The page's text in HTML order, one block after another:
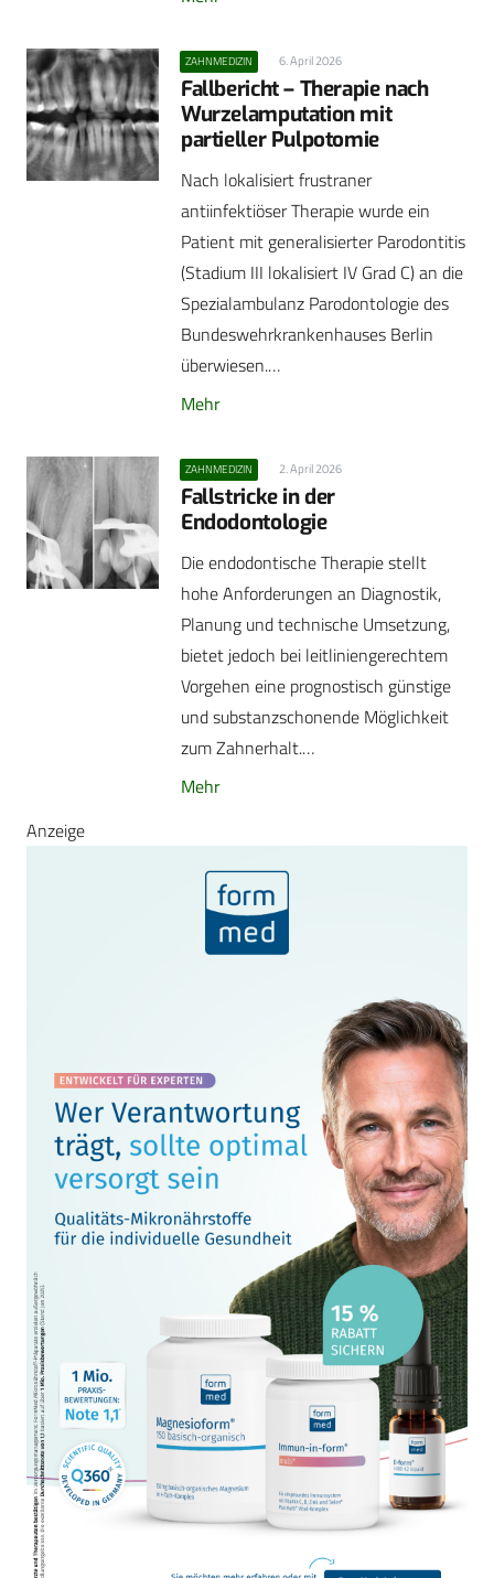
ZAHNMEDIZIN 6. April 2026
Fallbericht – Therapie nach
Wurzelamputation mit
partieller Pulpotomie
Nach lokalisiert frustraner
antiinfektiöser Therapie wurde ein
Patient mit generalisierter Parodontitis
(Stadium III lokalisiert IV Grad C) an die
Spezialambulanz Parodontologie des
Bundeswehrkrankenhauses Berlin
überwiesen.…
Mehr
ZAHNMEDIZIN 2. April 2026
Fallstricke in der
Endodontologie
Die endodontische Therapie stellt
hohe Anforderungen an Diagnostik,
Planung und technische Umsetzung,
bietet jedoch bei leitliniengerechtem
Vorgehen eine prognostisch günstige
und substanzschonende Möglichkeit
zum Zahnerhalt.…
Mehr
Anzeige